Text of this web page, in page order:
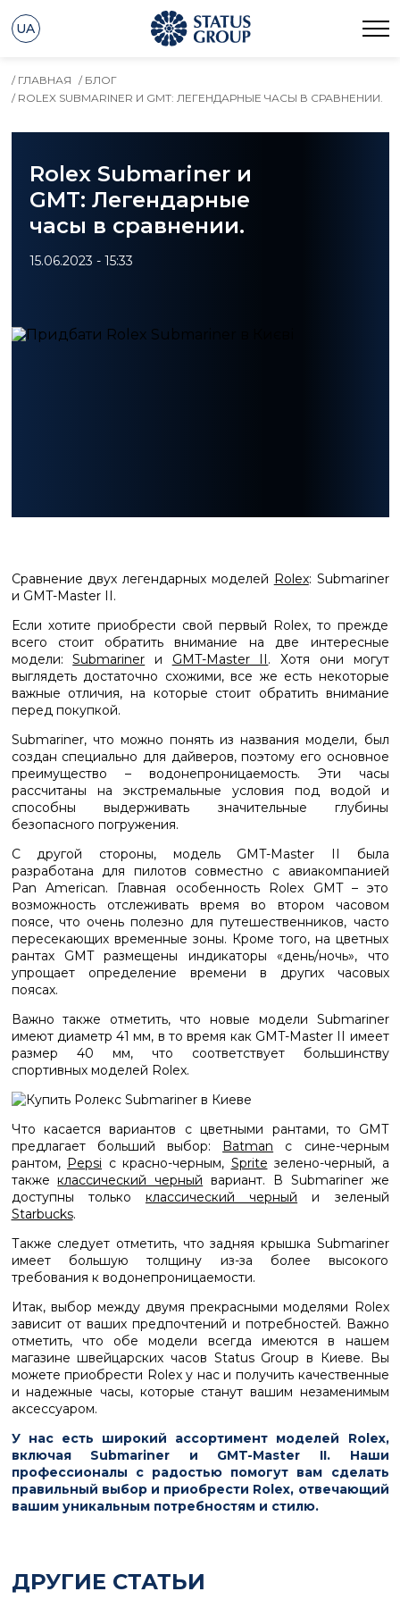
UA
/ ГЛАВНАЯ / БЛОГ
/ ROLEX SUBMARINER И GMT: ЛЕГЕНДАРНЫЕ ЧАСЫ В СРАВНЕНИИ.
Rolex Submariner и
GMT: Легендарные
часы в сравнении.
15.06.2023 - 15:33
Сравнение двух легендарных моделей Rolex: Submariner
и GMT-Master II.
Если хотите приобрести свой первый Rolex, то прежде
всего стоит обратить внимание на две интересные
модели:Submariner и GMT-Master II. Хотя они могут
выглядеть достаточно схожими, все же есть некоторые
важные отличия, на которые стоит обратить внимание
перед покупкой.
Submariner, что можно понять из названия модели, был
создан специально для дайверов, поэтому его основное
преимущество – водонепроницаемость. Эти часы
рассчитаны на экстремальные условия под водой и
способны выдерживать значительные глубины
безопасного погружения.
С другой стороны, модель GMT-Master II была
разработана для пилотов совместно с авиакомпанией
Pan American. Главная особенность Rolex GMT – это
возможность отслеживать время во втором часовом
поясе, что очень полезно для путешественников, часто
пересекающих временные зоны. Кроме того, на цветных
рантах GMT размещены индикаторы «день/ночь», что
упрощает определение времени в других часовых
поясах.
Важно также отметить, что новые модели Submariner
имеют диаметр 41 мм, в то время как GMT-Master II имеет
размер 40 мм, что соответствует большинству
спортивных моделей Rolex.
Что касается вариантов с цветными рантами, то GMT
предлагает больший выбор: Batman с сине-черным
рантом, Pepsi с красно-черным, Sprite зелено-черный, а
такжеклассический черный вариант. В Submariner же
доступны только классический черный и зеленый
Starbucks.
Также следует отметить, что задняя крышка Submariner
имеет большую толщину из-за более высокого
требования к водонепроницаемости.
Итак, выбор между двумя прекрасными моделями Rolex
зависит от ваших предпочтений и потребностей. Важно
отметить, что обе модели всегда имеются в нашем
магазине швейцарских часов Status Group в Киеве. Вы
можете приобрести Rolex у нас и получить качественные
и надежные часы, которые станут вашим незаменимым
аксессуаром.
У нас есть широкий ассортимент моделей Rolex,
включая Submariner и GMT-Master II. Наши
профессионалы с радостью помогут вам сделать
правильный выбор и приобрести Rolex, отвечающий
вашим уникальным потребностям и стилю.
ДРУГИЕ СТАТЬИ